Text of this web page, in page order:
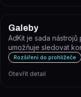
Galeby
AdKit je sada
umožňuje sledovat
Rozšíření do prohlížeče
Otevřít detail